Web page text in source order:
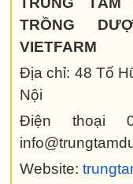
TRỒNG
VIETFARM
Địa chỉ: 48 Tố
Nội
Điện thoại
Website: